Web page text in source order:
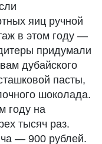
яиц ручной
в этом году —
придумали
дубайского
пасты,
шоколада.
году на
тысяч раз.
— 900 рублей.